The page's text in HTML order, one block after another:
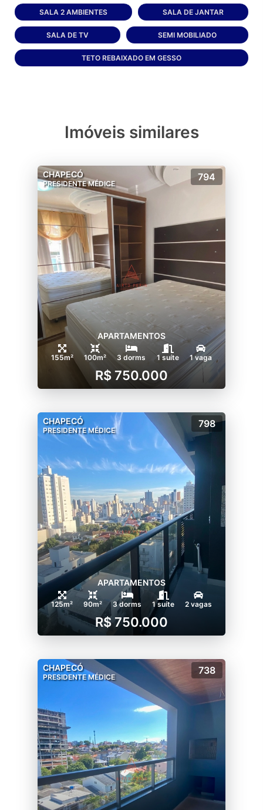
SALA 2 AMBIENTES SALA DE JANTAR
SALA DE TV SEMI MOBILIADO
TETO REBAIXADO EM GESSO
Imóveis similares
CHAPECÓ
PRESIDENTE MÉDICE
794
APARTAMENTOS
155m² 100m² 3 dorms 1 suíte 1 vaga
R$ 750.000
CHAPECÓ
PRESIDENTE MÉDICE
798
APARTAMENTOS
125m² 90m² 3 dorms 1 suíte 2 vagas
R$ 750.000
CHAPECÓ
PRESIDENTE MÉDICE
738